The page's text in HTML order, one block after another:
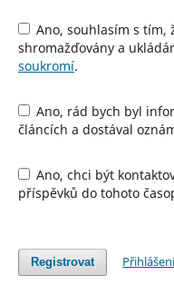
Ano, souhlasím s tím, že moje osobní údaje budou
shromažďovány a
soukromí.
Ano, rád bych byl informován o nově publikovaných
článcích a dostával
Ano, chci být kontaktován s požadavky na recenze
příspěvků do tohoto
Registrovat